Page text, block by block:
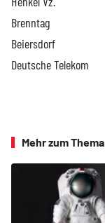
Brenntag
Beiersdorf
Deutsche Telekom
Mehr zum Thema